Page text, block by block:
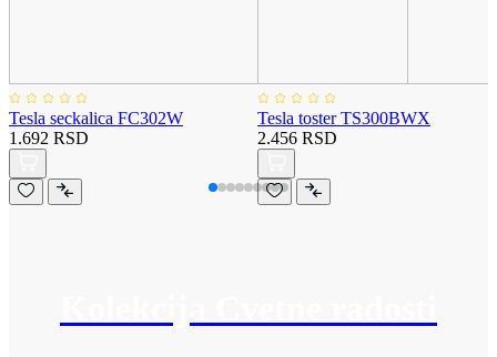
Tesla seckalica FC302W
1.692 RSD
Tesla toster TS300BWX
2.456 RSD